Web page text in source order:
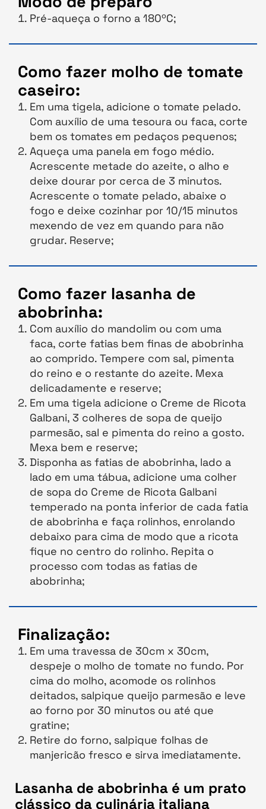
Pré-aqueça o forno a 180ºC;
Como fazer molho de tomate
caseiro:
Em uma tigela, adicione o tomate pelado.
Com auxílio de uma tesoura ou faca, corte
bem os tomates em pedaços pequenos;
Aqueça uma panela em fogo médio.
Acrescente metade do azeite, o alho e
deixe dourar por cerca de 3 minutos.
Acrescente o tomate pelado, abaixe o
fogo e deixe cozinhar por 10/15 minutos
mexendo de vez em quando para não
grudar. Reserve;
Como fazer lasanha de
abobrinha:
Com auxílio do mandolim ou com uma
faca, corte fatias bem finas de abobrinha
ao comprido. Tempere com sal, pimenta
do reino e o restante do azeite. Mexa
delicadamente e reserve;
Em uma tigela adicione o Creme de Ricota
Galbani, 3 colheres de sopa de queijo
parmesão, sal e pimenta do reino a gosto.
Mexa bem e reserve;
Disponha as fatias de abobrinha, lado a
lado em uma tábua, adicione uma colher
de sopa do Creme de Ricota Galbani
temperado na ponta inferior de cada fatia
de abobrinha e faça rolinhos, enrolando
debaixo para cima de modo que a ricota
fique no centro do rolinho. Repita o
processo com todas as fatias de
abobrinha;
Finalização:
Em uma travessa de 30cm x 30cm,
despeje o molho de tomate no fundo. Por
cima do molho, acomode os rolinhos
deitados, salpique queijo parmesão e leve
ao forno por 30 minutos ou até que
gratine;
Retire do forno, salpique folhas de
manjericão fresco e sirva imediatamente.
Lasanha de abobrinha é um prato
clássico da culinária italiana